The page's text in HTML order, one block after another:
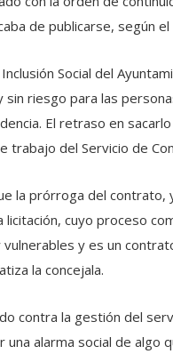
de publicarse, según
Social del
sin riesgo para las
El retraso en
trabajo del Servicio de
la prórroga del contrato,
licitación, cuyo proceso
y es un
la concejala.
contra la gestión del
una alarma social de algo